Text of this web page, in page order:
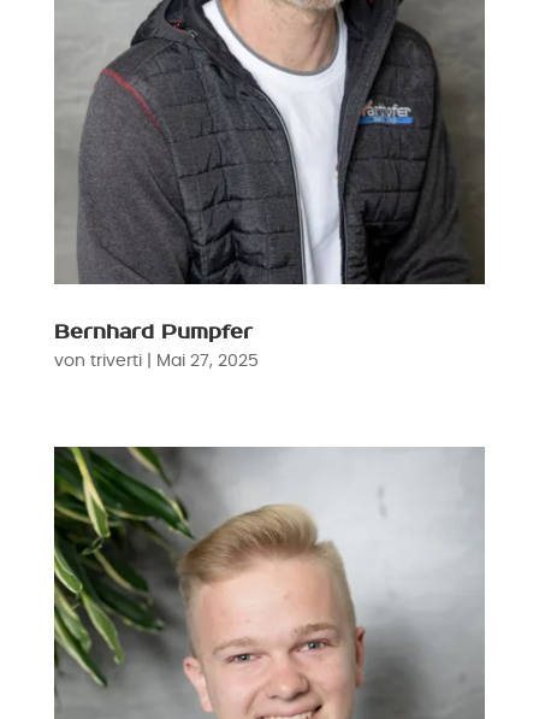
Bernhard Pumpfer
von triverti| Mai 27, 2025